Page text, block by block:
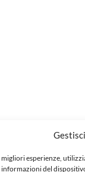
esperienze,
informazioni del